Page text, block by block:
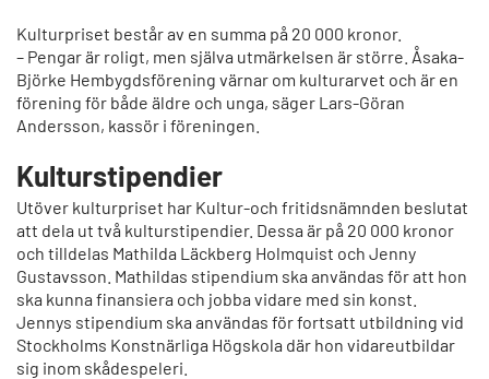
Kulturpriset består av en summa på 20 000 kronor.
– Pengar är roligt, men själva utmärkelsen är större. Åsaka-
Björke Hembygdsförening värnar om kulturarvet och är en
förening för både äldre och unga, säger Lars-Göran
Andersson, kassör i föreningen.
Kulturstipendier
Utöver kulturpriset har Kultur-och fritidsnämnden beslutat
att dela ut två kulturstipendier. Dessa är på 20 000 kronor
och tilldelas Mathilda Läckberg Holmquist och Jenny
Gustavsson. Mathildas stipendium ska användas för att hon
ska kunna finansiera och jobba vidare med sin konst.
Jennys stipendium ska användas för fortsatt utbildning vid
Stockholms Konstnärliga Högskola där hon vidareutbildar
sig inom skådespeleri.